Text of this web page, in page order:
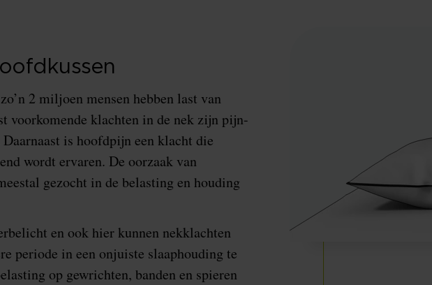
2 miljoen mensen hebben last van
voorkomende klachten in de nek zijn pijn-
is hoofdpijn een klacht die
wordt ervaren. De oorzaak van
gezocht in de belasting en houding
en ook hier kunnen nekklachten
periode in een onjuiste slaaphouding te
op gewrichten, banden en spieren